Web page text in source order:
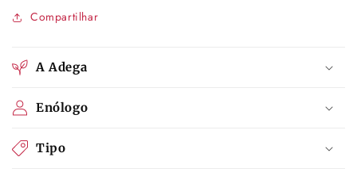
Compartilhar
A Adega
Enólogo
Tipo